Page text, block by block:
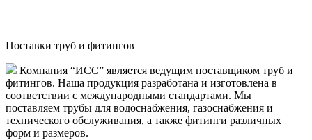
Поставки труб и фитингов
Компания “ИСС” является ведущим поставщиком труб и
фитингов. Наша продукция разработана и изготовлена в
соответствии с международными стандартами. Мы
поставляем трубы для водоснабжения, газоснабжения и
технического обслуживания, а также фитинги различных
форм и размеров.